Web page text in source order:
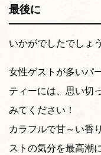
最後に
いかがでしたでしょう
女性ゲストが多いパ
ティーには、思い切
みてください！
カラフルで甘～い香
ストの気分を最高潮